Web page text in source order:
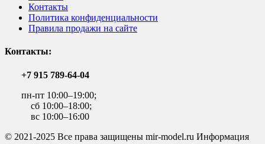
Контакты
Политика конфиденциальности
Правила продажи на сайте
Контакты:
+7 915 789-64-04
пн-пт 10:00–19:00;
сб 10:00–18:00;
вс 10:00–16:00
© 2021-2025 Все права защищены mir-model.ru Информация